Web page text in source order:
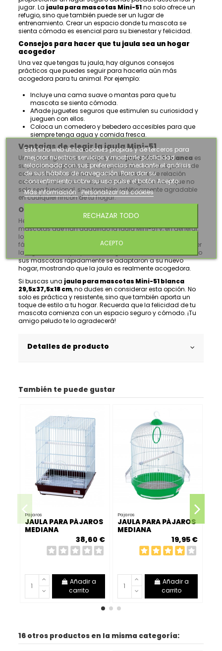
jugar. La jaula para mascotas Mini-51no solo ofrece un
refugio, sino que también puede ser un lugar de
entrenamiento. Crear un espacio donde tu mascota se
sienta cómoda es esencial para su bienestar y felicidad.
Consejos para hacer que tu jaula sea un hogar
acogedor
Una vez que tengas tu jaula, hay algunos consejos
prácticos que puedes seguir para hacerla aún más
acogedora para tu animal. Por ejemplo:
Incluye una cama suave o mantas para que tu
mascota se sienta cómoda.
Añade juguetes seguros que estimulen su curiosidad y
jueguen con ellos.
Coloca un comedero y bebedero accesibles para que
siempre tenga agua y comida fresca.
Ventajas de elegir la jaula Mini-51
Una de las grandes ventajas de lajaula Mini-51 blanca es
su precio competitivo. En comparación con otras jaulas de
características similares, ofrece una excelente relación
calidad-precio. Además, su diseño elegante hará que no
solo sea funcional, sino también estéticamente agradable
en cualquier rincón de tu hogar.
Opiniones de otros clientes
He estado leyendo algunas opiniones de otros dueños de
mascotas que han adquirido la jaula Mini-51 y, en general,
los comentarios son muy positivos. Muchos destacan lo
fácil que es limpiar la jaula, un factor crucial para mantener
la higiene de tus pequeños amigos. Otros mencionan cómo
sus mascotas rápidamente se adaptaron a su nuevo
hogar, mostrando que la jaula es realmente acogedora.
Si buscas una jaula para mascotas Mini-51 blanca
29,5x37,5x18 cm, no dudes en considerar esta opción. No
solo es práctica y resistente, sino que también aporta un
toque de estilo a tu hogar. Recuerda que la felicidad de tu
mascota comienza con un espacio seguro y cómodo. ¡Tu
amigo peludo te lo agradecerá!
Detalles de producto
También te puede gustar
Pajaros
JAULA PARA PÁJAROS
MEDIANA
38,60 €
Añadir a
carrito
Pajaros
JAULA PARA PÁJAROS
MEDIANA
19,95 €
Añadir a
carrito
16 otros productos en la misma categoría:
Este sitio web utiliza cookies propias y de terceros para
mejorar nuestros servicios y mostrarle publicidad
relacionada con sus preferencias mediante el análisis
de sus hábitos de navegación. Para dar su
consentimiento sobre su uso pulse el botón Acepto.
Más información
Personalizar las cookies
RECHAZAR TODO
ACEPTO